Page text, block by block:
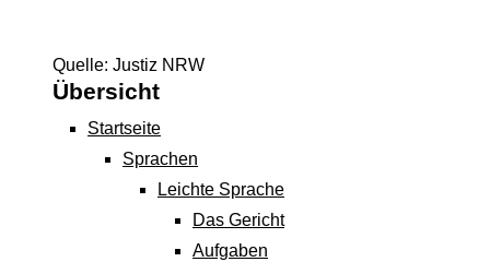
Quelle: Justiz NRW
Übersicht
Startseite
Sprachen
Leichte Sprache
Das Gericht
Aufgaben